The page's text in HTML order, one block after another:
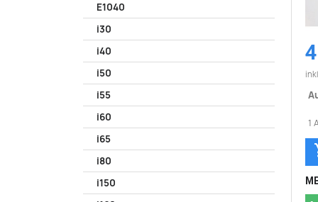
E1040
i30
i40
i50
i55
i60
i65
i80
i150
1